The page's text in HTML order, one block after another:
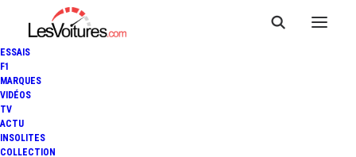
ESSAIS
F1
MARQUES
VIDÉOS
TV
ACTU
INSOLITES
COLLECTION